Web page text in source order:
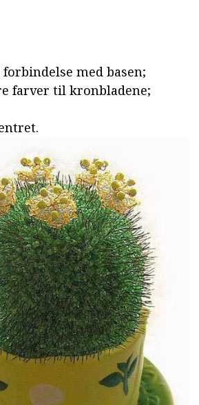
med basen;
farver til kronbladene;